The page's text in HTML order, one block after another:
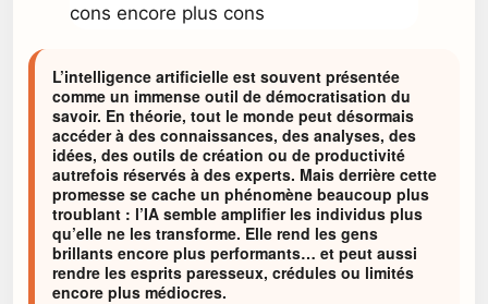
L’intelligence artificielle est souvent présentée
comme un immense outil de démocratisation du
savoir. En théorie, tout le monde peut désormais
accéder à des connaissances, des analyses, des
idées, des outils de création ou de productivité
autrefois réservés à des experts. Mais derrière cette
promesse se cache un phénomène beaucoup plus
troublant : l’IA semble amplifier les individus plus
qu’elle ne les transforme. Elle rend les gens
brillants encore plus performants… et peut aussi
rendre les esprits paresseux, crédules ou limités
encore plus médiocres.